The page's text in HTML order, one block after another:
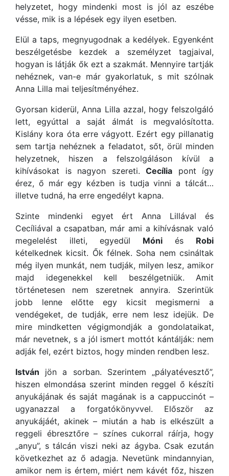
helyzetet, hogy mindenki most is jól az eszébe
vésse, mik is a lépések egy ilyen esetben.
Elül a taps, megnyugodnak a kedélyek. Egyenként
beszélgetésbe kezdek a személyzet tagjaival,
hogyan is látják ők ezt a szakmát. Mennyire tartják
nehéznek, van-e már gyakorlatuk, s mit szólnak
Anna Lilla mai teljesítményéhez.
Gyorsan kiderül, Anna Lilla azzal, hogy felszolgáló
lett, egyúttal a saját álmát is megvalósította.
Kislány kora óta erre vágyott. Ezért egy pillanatig
sem tartja nehéznek a feladatot, sőt, örül minden
helyzetnek, hiszen a felszolgáláson kívül a
kihívásokat is nagyon szereti. Cecília pont így
érez, ő már egy kézben is tudja vinni a tálcát…
illetve tudná, ha erre engedélyt kapna.
Szinte mindenki egyet ért Anna Lillával és
Cecíliával a csapatban, már ami a kihívásnak való
megelelést illeti, egyedül Móni és Robi
kételkednek kicsit. Ők félnek. Soha nem csináltak
még ilyen munkát, nem tudják, milyen lesz, amikor
majd idegenekkel kell beszélgetniük. Amit
történetesen nem szeretnek annyira. Szerintük
jobb lenne előtte egy kicsit megismerni a
vendégeket, de tudják, erre nem lesz idejük. De
mire mindketten végigmondják a gondolataikat,
már nevetnek, s a jól ismert mottót kántálják: nem
adják fel, ezért biztos, hogy minden rendben lesz.
István jön a sorban. Szerintem „pályatévesztő”,
hiszen elmondása szerint minden reggel ő készíti
anyukájának és saját magának is a cappuccinót –
ugyanazzal a forgatókönyvvel. Először az
anyukájáét, akinek – miután a hab is elkészült a
reggeli ébresztőre – színes cukorral ráírja, hogy
„anyu”, s tálcán viszi neki az ágyba. Csak ezután
következhet az ő adagja. Nevetünk mindannyian,
amikor nem is értem, miért nem kávét főz, hiszen